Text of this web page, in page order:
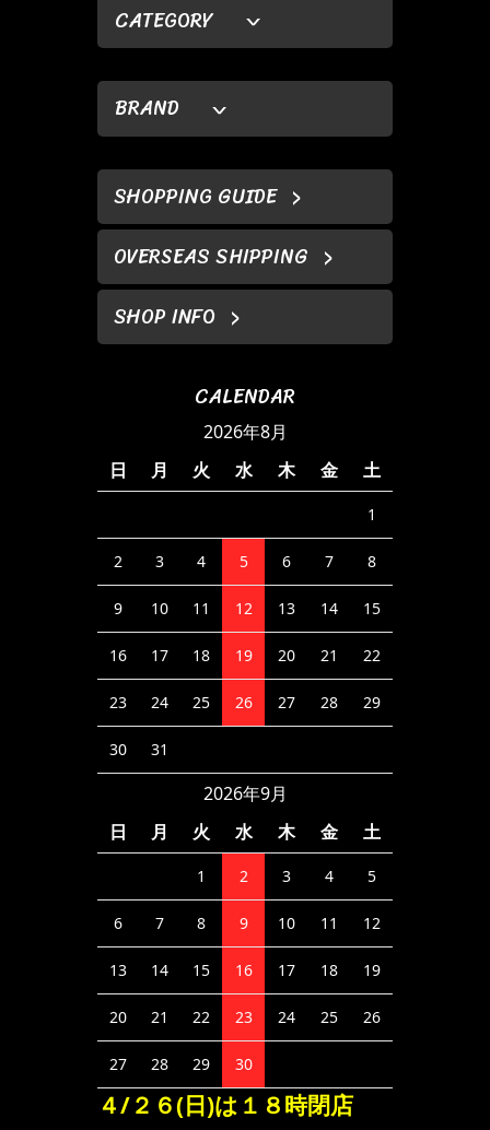
CATEGORY
BRAND
SHOPPING GUIDE
OVERSEAS SHIPPING
SHOP INFO
CALENDAR
2026年8月
日
月 火 水 木 金 土
1
2 3 4 5 6 7 8
9 10 11 12 13 14 15
16 17 18 19 20 21 22
23 24 25 26 27 28 29
30 31
2026年9月
日
月 火 水 木 金 土
1 2 3 4 5
6 7 8 9 10 11 12
13 14 15 16 17 18 19
20 21 22 23 24 25 26
27 28 29 30
４/２６(日)は１８時閉店